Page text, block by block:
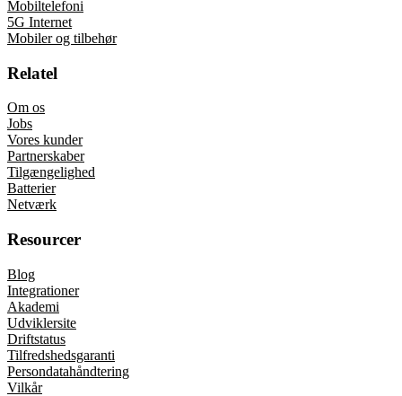
Mobiltelefoni
5G Internet
Mobiler og tilbehør
Relatel
Om os
Jobs
Vores kunder
Partnerskaber
Tilgængelighed
Batterier
Netværk
Resourcer
Blog
Integrationer
Akademi
Udviklersite
Driftstatus
Tilfredshedsgaranti
Persondatahåndtering
Vilkår